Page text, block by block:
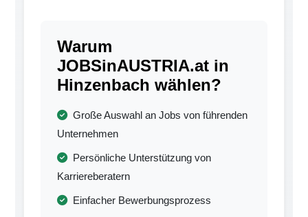
Warum
JOBSinAUSTRIA.at in
Hinzenbach wählen?
Große Auswahl an Jobs von führenden
Unternehmen
Persönliche Unterstützung von
Karriereberatern
Einfacher Bewerbungsprozess